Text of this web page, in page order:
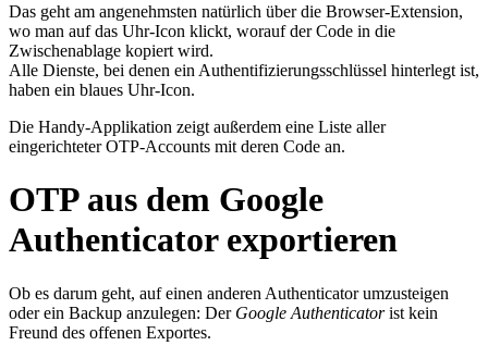
Das geht am angenehmsten natürlich über die Browser-Extension,
wo man auf das Uhr-Icon klickt, worauf der Code in die
Zwischenablage kopiert wird.
Alle Dienste, bei denen ein Authentifizierungsschlüssel hinterlegt ist,
haben ein blaues Uhr-Icon.
Die Handy-Applikation zeigt außerdem eine Liste aller
eingerichteter OTP-Accounts mit deren Code an.
OTP aus dem Google
Authenticator exportieren
Ob es darum geht, auf einen anderen Authenticator umzusteigen
oder ein Backup anzulegen: Der Google Authenticatorist kein
Freund des offenen Exportes.